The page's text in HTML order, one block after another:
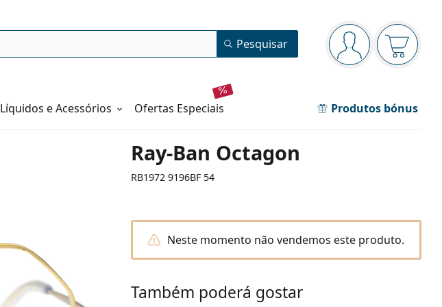
Painel de navegação
está conectado
O cesto
Pesquisar
Líquidos e Acessórios ofertas especiais Produtos bónus
Ray-Ban Octagon
RB1972 9196BF 54
Neste momento não vendemos este produto.
Também poderá gostar